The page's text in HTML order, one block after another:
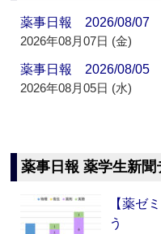
薬事日報 2026/08/07
2026年08月07日 (金)
薬事日報 2026/08/05
2026年08月05日 (水)
薬事日報 薬学生新聞
【薬ゼ
う